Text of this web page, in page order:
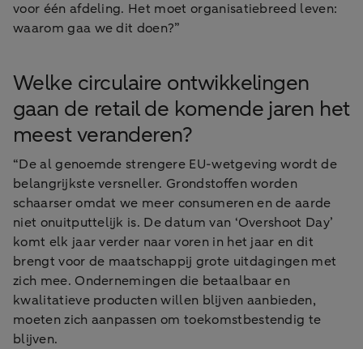
voor één afdeling. Het moet organisatiebreed leven:
waarom gaa we dit doen?”
Welke circulaire ontwikkelingen
gaan de retail de komende jaren het
meest veranderen?
“De al genoemde strengere EU-wetgeving wordt de
belangrijkste versneller. Grondstoffen worden
schaarser omdat we meer consumeren en de aarde
niet onuitputtelijk is. De datum van ‘Overshoot Day’
komt elk jaar verder naar voren in het jaar en dit
brengt voor de maatschappij grote uitdagingen met
zich mee. Ondernemingen die betaalbaar en
kwalitatieve producten willen blijven aanbieden,
moeten zich aanpassen om toekomstbestendig te
blijven.